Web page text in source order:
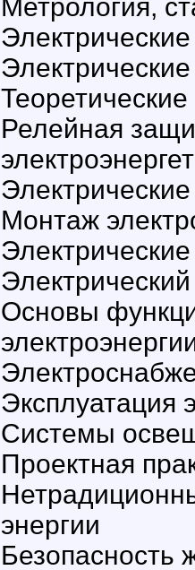
Метрология,
Релейная
Монтаж
Основы
Эксплуатация
Системы
Проектная
энергии
Безопасность